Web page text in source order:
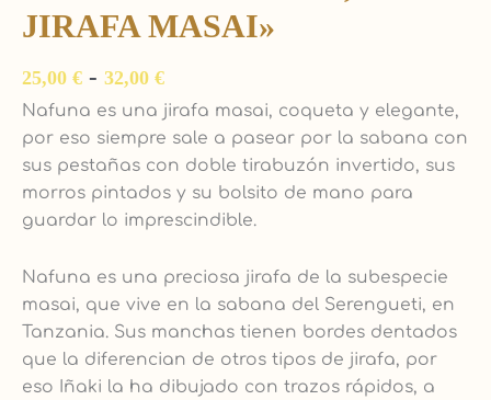
JIRAFA MASAI»
25,00 € - 32,00 €
Nafuna es una jirafa masai, coqueta y elegante,
por eso siempre sale a pasear por la sabana con
sus pestañas con doble tirabuzón invertido, sus
morros pintados y su bolsito de mano para
guardar lo imprescindible.
Nafuna es una preciosa jirafa de la subespecie
masai, que vive en la sabana del Serengueti, en
Tanzania. Sus manchas tienen bordes dentados
que la diferencian de otros tipos de jirafa, por
eso Iñaki la ha dibujado con trazos rápidos, a